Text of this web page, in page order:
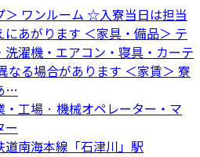
＞ ワンルーム ☆入寮当日は担当
あがります ＜家具・備品＞ テ
洗濯機・エアコン・寝具・カーテ
なる場合があります ＜家賃＞ 寮
…
・工場 · 機械オペレーター・マ
ー
南海本線「石津川」駅